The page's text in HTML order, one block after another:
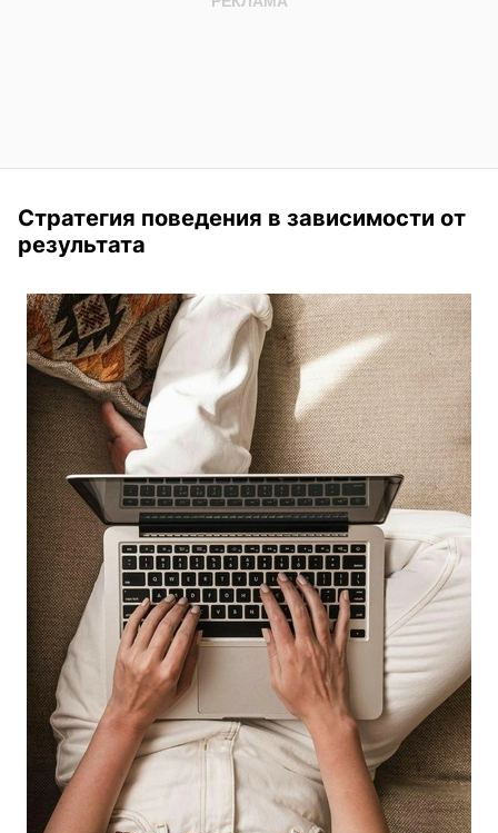
Стратегия поведения в зависимости от
результата